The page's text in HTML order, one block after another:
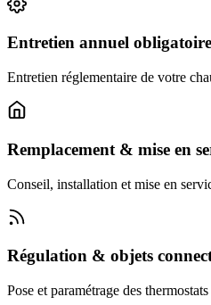
Entretien annuel obligatoire
Entretien réglementaire de votre
Remplacement & mise en
Conseil, installation et mise en
Régulation & objets
Pose et paramétrage des